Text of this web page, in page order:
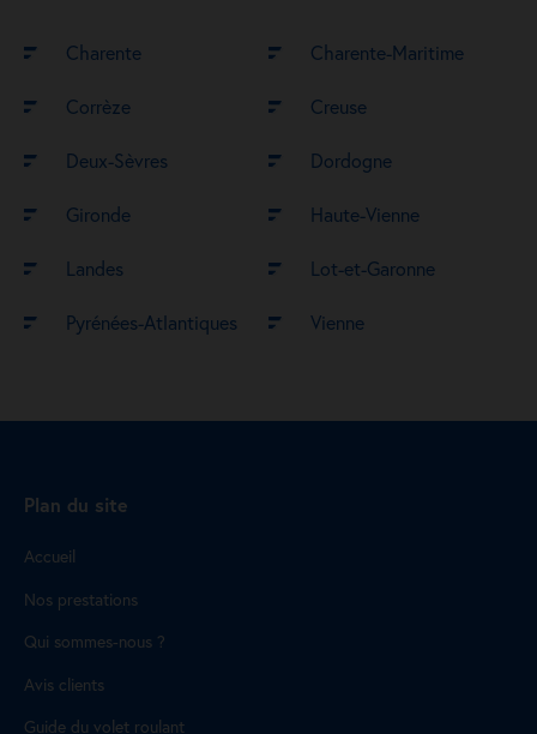
Charente Charente-Maritime
Corrèze Creuse
Deux-Sèvres Dordogne
Gironde Haute-Vienne
Landes Lot-et-Garonne
Pyrénées-Atlantiques Vienne
Plan du site
Accueil
Nos prestations
Qui sommes-nous ?
Avis clients
Guide du volet roulant